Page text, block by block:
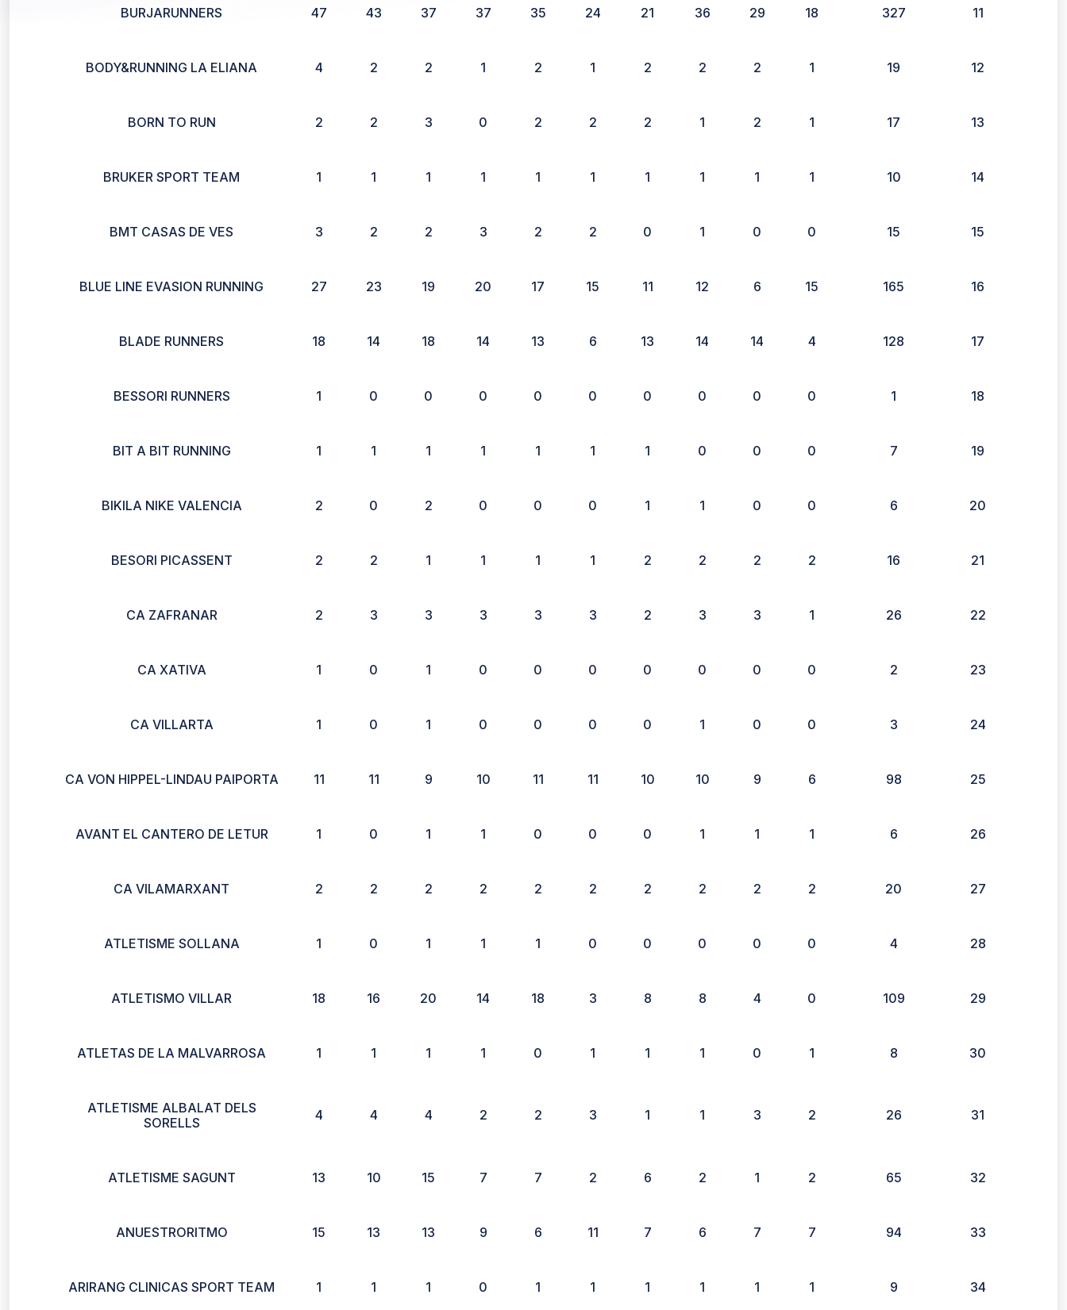
BURJARUNNERS 47 43 37 37 35 24 21 36 29 18 327 11
BODY&RUNNING LA ELIANA 4 2 2 1 2 1 2 2 2 1 19 12
BORN TO RUN 2 2 3 0 2 2 2 1 2 1 17 13
BRUKER SPORT TEAM 1 1 1 1 1 1 1 1 1 1 10 14
BMT CASAS DE VES 3 2 2 3 2 2 0 1 0 0 15 15
BLUE LINE EVASION RUNNING 27 23 19 20 17 15 11 12 6 15 165 16
BLADE RUNNERS 18 14 18 14 13 6 13 14 14 4 128 17
BESSORI RUNNERS 1 0 0 0 0 0 0 0 0 0 1 18
BIT A BIT RUNNING 1 1 1 1 1 1 1 0 0 0 7 19
BIKILA NIKE VALENCIA 2 0 2 0 0 0 1 1 0 0 6 20
BESORI PICASSENT 2 2 1 1 1 1 2 2 2 2 16 21
CA ZAFRANAR 2 3 3 3 3 3 2 3 3 1 26 22
CA XATIVA 1 0 1 0 0 0 0 0 0 0 2 23
CA VILLARTA 1 0 1 0 0 0 0 1 0 0 3 24
CA VON HIPPEL-LINDAU PAIPORTA 11 11 9 10 11 11 10 10 9 6 98 25
AVANT EL CANTERO DE LETUR 1 0 1 1 0 0 0 1 1 1 6 26
CA VILAMARXANT 2 2 2 2 2 2 2 2 2 2 20 27
ATLETISME SOLLANA 1 0 1 1 1 0 0 0 0 0 4 28
ATLETISMO VILLAR 18 16 20 14 18 3 8 8 4 0 109 29
ATLETAS DE LA MALVARROSA 1 1 1 1 0 1 1 1 0 1 8 30
ATLETISME ALBALAT DELS
SORELLS
4 4 4 2 2 3 1 1 3 2 26 31
ATLETISME SAGUNT 13 10 15 7 7 2 6 2 1 2 65 32
ANUESTRORITMO 15 13 13 9 6 11 7 6 7 7 94 33
ARIRANG CLINICAS SPORT TEAM 1 1 1 0 1 1 1 1 1 1 9 34